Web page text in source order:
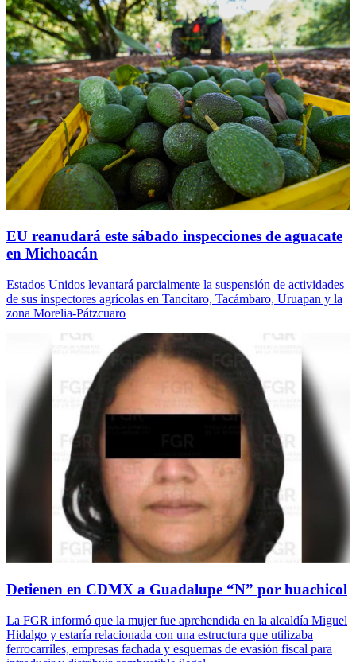
EU reanudará este sábado inspecciones de aguacate
en Michoacán
Estados Unidos levantará parcialmente la suspensión de actividades
de sus inspectores agrícolas en Tancítaro, Tacámbaro, Uruapan y la
zona Morelia-Pátzcuaro
Detienen en CDMX a Guadalupe “N” por huachicol
La FGR informó que la mujer fue aprehendida en la alcaldía Miguel
Hidalgo y estaría relacionada con una estructura que utilizaba
ferrocarriles, empresas fachada y esquemas de evasión fiscal para